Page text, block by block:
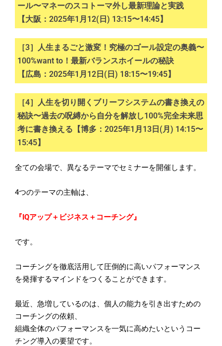
ール〜マネーのスコトーマ外し最新理論と実践
【大阪：2025年1月12(日) 13:15〜14:45】
［3］人生まるごと激変！究極のゴール設定の奥義〜
100%want to！最新バランスホイールの秘訣
【広島：2025年1月12日(日) 18:15〜19:45】
［4］人生を切り開くブリーフシステムの書き換えの
秘訣〜過去の呪縛から自分を解放し100%完全未来思
考に書き換える【博多：2025年1月13日(月) 14:15〜
15:45】
全ての会場で、異なるテーマでセミナーを開催します。
4つのテーマの主軸は、
『IQアップ＋ビジネス＋コーチング』
です。
コーチングを徹底活用して圧倒的に高いパフォーマンス
を発揮するマインドをつくることができます。
最近、急増しているのは、 個人の能力を引き出すための
コーチングの依頼、
組織全体のパフォーマンスを一気に高めたいというコー
チング導入の要望です。